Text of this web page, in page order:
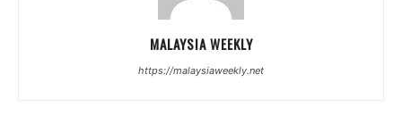
MALAYSIA WEEKLY
https://malaysiaweekly.net